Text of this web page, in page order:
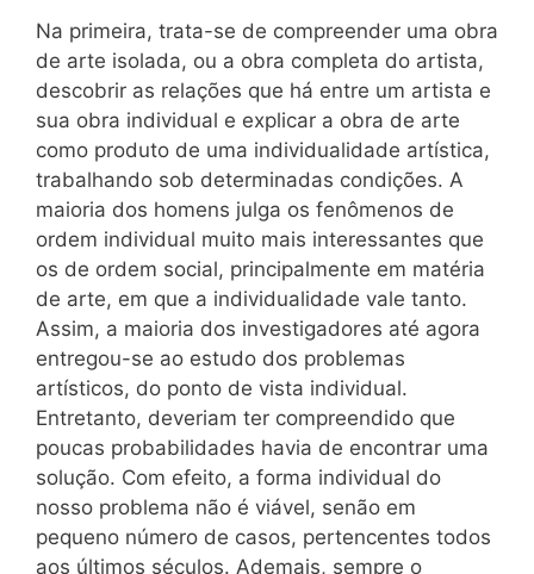
Na primeira, trata-se de compreender uma obra
de arte isolada, ou a obra completa do artista,
descobrir as relações que há entre um artista e
sua obra individual e explicar a obra de arte
como produto de uma individualidade artística,
trabalhando sob determinadas condições. A
maioria dos homens julga os fenômenos de
ordem individual muito mais interessantes que
os de ordem social, principalmente em matéria
de arte, em que a individualidade vale tanto.
Assim, a maioria dos investigadores até agora
entregou-se ao estudo dos problemas
artísticos, do ponto de vista individual.
Entretanto, deveriam ter compreendido que
poucas probabilidades havia de encontrar uma
solução. Com efeito, a forma individual do
nosso problema não é viável, senão em
pequeno número de casos, pertencentes todos
aos últimos séculos. Ademais, sempre o